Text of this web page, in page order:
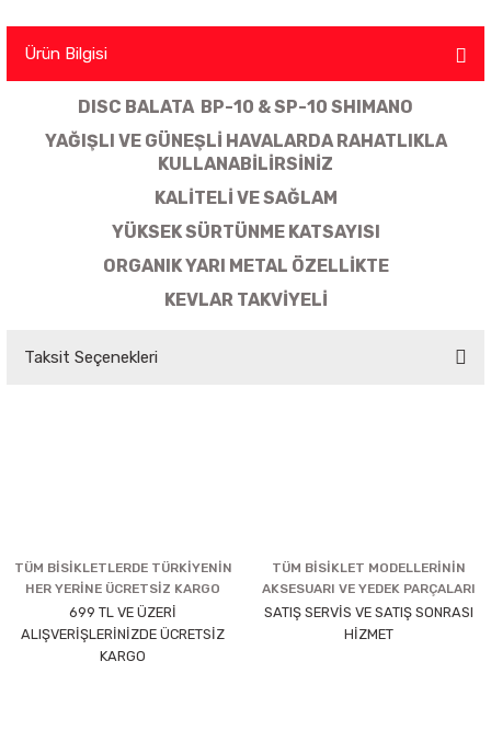
Ürün Bilgisi
DISC BALATA BP-10 & SP-10 SHIMANO
YAĞIŞLI VE GÜNEŞLİ HAVALARDA RAHATLIKLA
KULLANABİLİRSİNİZ
KALİTELİ VE SAĞLAM
YÜKSEK SÜRTÜNME KATSAYISI
ORGANIK YARI METAL ÖZELLİKTE
KEVLAR TAKVİYELİ​
Taksit Seçenekleri
TÜM BİSİKLETLERDE TÜRKİYENİN
HER YERİNE ÜCRETSİZ KARGO
699 TL VE ÜZERİ
ALIŞVERİŞLERİNİZDE ÜCRETSİZ
KARGO
TÜM BİSİKLET MODELLERİNİN
AKSESUARI VE YEDEK PARÇALARI
SATIŞ SERVİS VE SATIŞ SONRASI
HİZMET